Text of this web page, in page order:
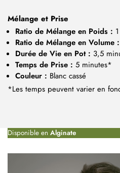
Mélange et Prise
Ratio de Mélange en Poids :
Ratio de Mélange en Volume :
Durée de Vie en Pot : 3,5
Temps de Prise : 5 minutes*
Couleur : Blanc cassé
*Les temps peuvent varier en
Disponible en Alginate